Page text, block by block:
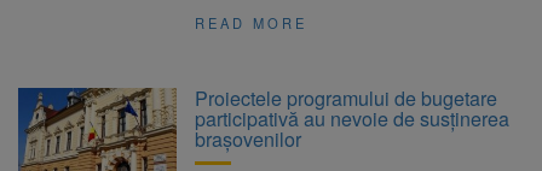
READ MORE
Proiectele programului de bugetare
participativă au nevoie de susținerea
brașovenilor